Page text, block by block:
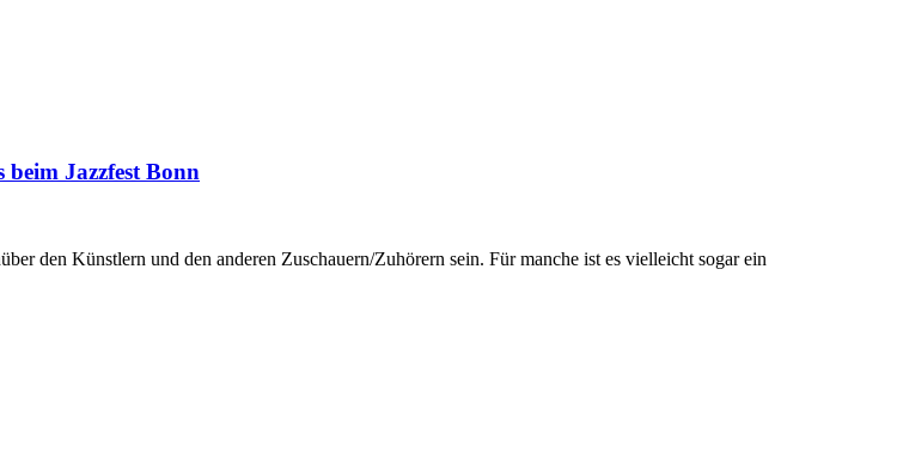
Jazzfest Bonn
den Künstlern und den anderen Zuschauern/Zuhörern sein. Für manche ist es vielleicht sogar ein